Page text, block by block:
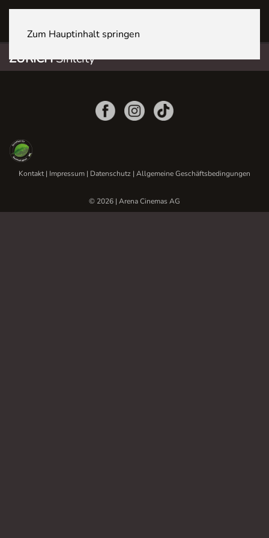
Zum Hauptinhalt springen
ZÜRICHSihlcity
Kontakt| Impressum | Datenschutz | Allgemeine Geschäftsbedingungen
© 2026 | Arena Cinemas AG